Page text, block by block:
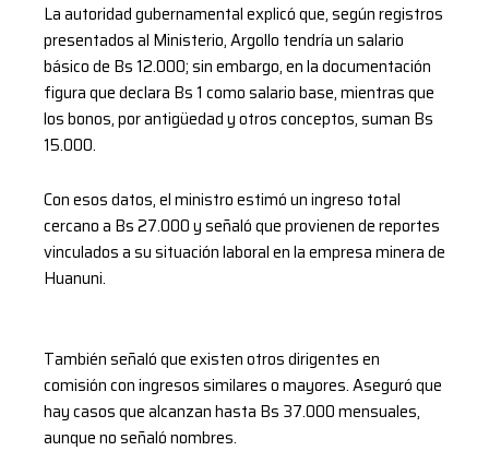
La autoridad gubernamental explicó que, según registros
presentados al Ministerio, Argollo tendría un salario
básico de Bs 12.000; sin embargo, en la documentación
figura que declara Bs 1 como salario base, mientras que
los bonos, por antigüedad y otros conceptos, suman Bs
15.000.
Con esos datos, el ministro estimó un ingreso total
cercano a Bs 27.000 y señaló que provienen de reportes
vinculados a su situación laboral en la empresa minera de
Huanuni.
También señaló que existen otros dirigentes en
comisión con ingresos similares o mayores. Aseguró que
hay casos que alcanzan hasta Bs 37.000 mensuales,
aunque no señaló nombres.